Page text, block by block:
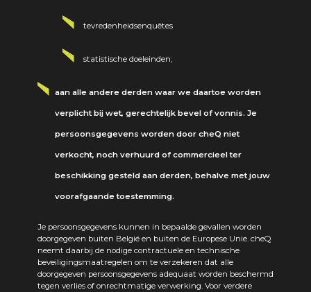
tevredenheidsenquêtes
statistische doeleinden;
aan alle andere derden waar we daartoe worden
verplicht bij wet, gerechtelijk bevel of vonnis. Je
persoonsgegevens worden door cheQ niet
verkocht, noch verhuurd of commercieel ter
beschikking gesteld aan derden, behalve met jouw
voorafgaande toestemming.
Je persoonsgegevens kunnen in bepaalde gevallen worden
doorgegeven buiten België en buiten de Europese Unie. cheQ
neemt daarbij de nodige contractuele en technische
beveiligingsmaatregelen om te verzekeren dat alle
doorgegeven persoonsgegevens adequaat worden beschermd
tegen verlies of onrechtmatige verwerking. Voor verdere